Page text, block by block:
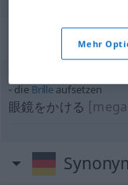
dieBrilleaufsetzen
眼鏡をかける
Mehr